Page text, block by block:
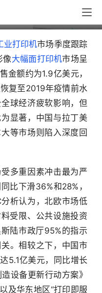
业打印机市场季度跟踪
像大幅面打印机市场呈
金额约为1.9亿美元，
复至2019年疫情前水
球经济疲软影响，但
显著，中国与拉丁美
等市场则陷入深度回
多重因素冲击最为严
比下滑36%和28%，
析认为，北欧市场低
受限、公共设施投资
陆市政厅95%的指示
。相较之下，中国市
5.1亿美元，同比增长
设备更新行动方案》
及华东地区“打印即服